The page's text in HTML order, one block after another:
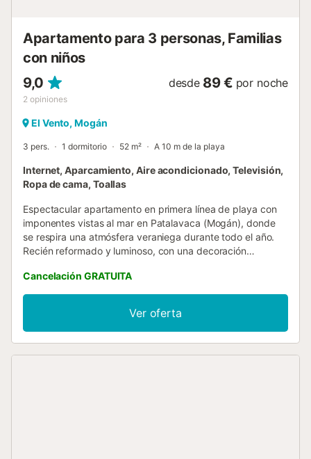
Apartamento para 3 personas, Familias
con niños
9,0
2 opiniones
desde 89 € por noche
El Vento, Mogán
3 pers. 1 dormitorio 52 m² A 10 m de la playa
Internet, Aparcamiento, Aire acondicionado, Televisión,
Ropa de cama, Toallas
Espectacular apartamento en primera línea de playa con
imponentes vistas al mar en Patalavaca (Mogán), donde
se respira una atmósfera veraniega durante todo el año.
Recién reformado y luminoso, con una decoración
Internet WiFi pensada para el teletrabajo. Con capacidad
para 3 personas y acceso directo a la playa, este
apartamento tiene todos los ingredientes para unas
vacaciones únicas en Gran Canaria. Este precioso
apartamento en primera línea de playa con grandes
Cancelación GRATUITA
Ver oferta